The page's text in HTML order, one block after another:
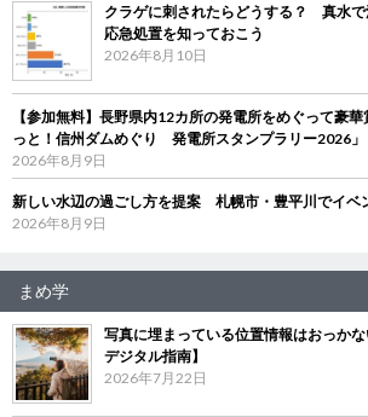
クラゲに刺されたらどうする？ 真水
応急処置を知っておこう
2026年8月10日
【参加無料】長野県内12カ所の発電所をめぐって豪
っと！信州ダムめぐり 発電所スタンプラリー2026」
2026年8月9日
新しい水辺の過ごし方を提案 札幌市・豊平川でイベ
2026年8月9日
まめ学
写真に埋まっている位置情報はおっか
デジタル指南】
2026年7月22日